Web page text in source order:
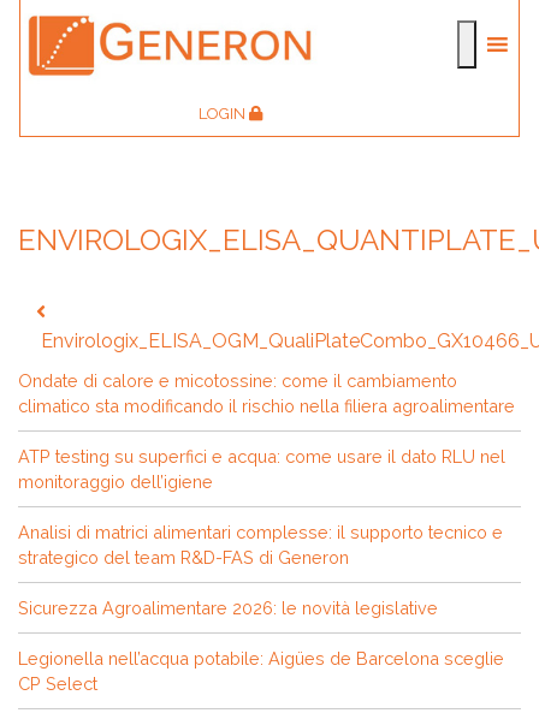
LOGIN
Navigazione
articoli
Ondate di calore e micotossine: come il cambiamento
climatico sta modificando il rischio nella filiera agroalimentare
ATP testing su superfici e acqua: come usare il dato RLU nel
monitoraggio dell’igiene
Analisi di matrici alimentari complesse: il supporto tecnico e
strategico del team R&D-FAS di Generon
Sicurezza Agroalimentare 2026: le novità legislative
Legionella nell’acqua potabile: Aigües de Barcelona sceglie
CP Select